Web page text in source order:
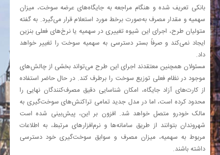
بانکی تعریف شده و هنگام مراجعه به جایگاه‌های عرضه سوخت، میزان
سهمیه و مقدار مصرف به‌صورت برخط مورد استعلام قرار می‌گیرد. به گفته
متولیان طرح، اجرای این شیوه تغییری در سهمیه یا نرخ‌های فعلی بنزین
ایجاد نمی‌کند و صرفاً بستر دسترسی به سهمیه سوخت را تغییر خواهد
داد.
مسئولان همچنین معتقدند اجرای این طرح می‌تواند بخشی از چالش‌های
موجود در نظام فعلی توزیع سوخت را برطرف کند. در حال حاضر استفاده
از کارت‌های آزاد جایگاه، امکان شناسایی دقیق مصرف‌کنندگان نهایی را
محدود کرده است، اما در مدل جدید تمامی تراکنش‌های سوخت‌گیری به
مالک خودرو متصل خواهد شد. افزون بر این، پیش‌بینی شده است
شهروندان بتوانند از طریق سامانه‌ها و نرم‌افزارهای مرتبط، به اطلاعات
مربوط به سهمیه، میزان مصرف و سوابق سوخت‌گیری خود دسترسی
داشته باشند.